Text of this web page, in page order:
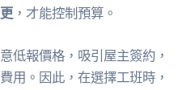
，才能控制預算。
低報價格，吸引屋主簽約，
用。因此，在選擇工班時，